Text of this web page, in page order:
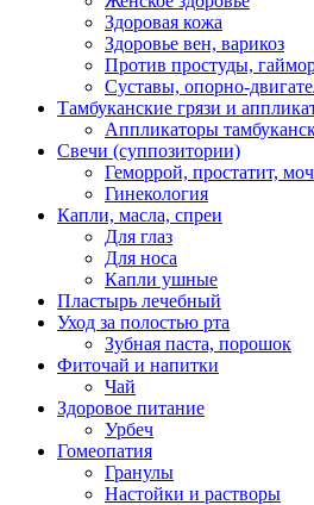
Здоровая кожа
Здоровье вен, варикоз
Против простуды,
Суставы, опорно-
Тамбуканские грязи и
Аппликаторы
Свечи (суппозитории)
Геморрой, простатит,
Гинекология
Капли, масла, спреи
Для глаз
Для носа
Капли ушные
Пластырь лечебный
Уход за полостью рта
Зубная паста, порошок
Фиточай и напитки
Чай
Здоровое питание
Урбеч
Гомеопатия
Гранулы
Настойки и растворы